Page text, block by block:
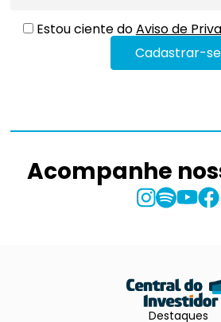
Estou ciente doAviso de
Acompanhe
Destaques